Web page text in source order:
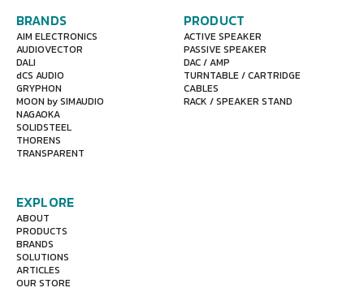
BRANDS
AIM ELECTRONICS
AUDIOVECTOR
DALI
dCS AUDIO
GRYPHON
MOON by SIMAUDIO
NAGAOKA
SOLIDSTEEL
THORENS
TRANSPARENT
PRODUCT
ACTIVE SPEAKER
PASSIVE SPEAKER
DAC / AMP
TURNTABLE / CARTRIDGE
CABLES
RACK / SPEAKER STAND
EXPLORE
ABOUT
PRODUCTS
BRANDS
SOLUTIONS
ARTICLES
OUR STORE